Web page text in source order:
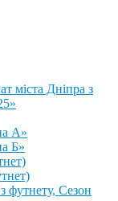
міста Дніпра з
А»
Б»
футнету, Сезон